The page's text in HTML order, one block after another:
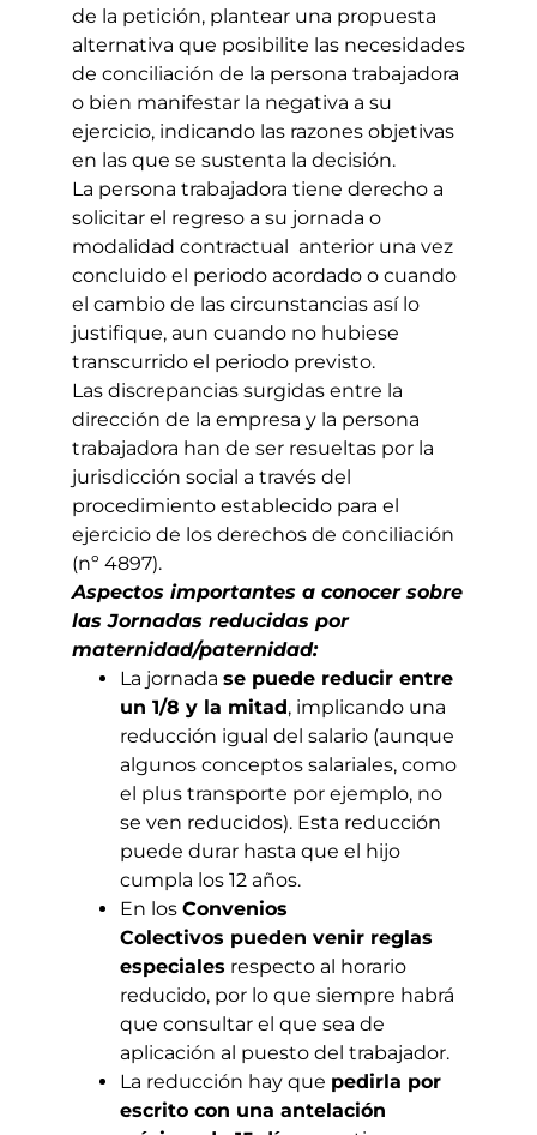
de la petición, plantear una propuesta
alternativa que posibilite las necesidades
de conciliación de la persona trabajadora
o bien manifestar la negativa a su
ejercicio, indicando las razones objetivas
en las que se sustenta la decisión.
La persona trabajadora tiene derecho a
solicitar el regreso a su jornada o
modalidad contractual anterior una vez
concluido el periodo acordado o cuando
el cambio de las circunstancias así lo
justifique, aun cuando no hubiese
transcurrido el periodo previsto.
Las discrepancias surgidas entre la
dirección de la empresa y la persona
trabajadora han de ser resueltas por la
jurisdicción social a través del
procedimiento establecido para el
ejercicio de los derechos de conciliación
(nº 4897).
Aspectos importantes a conocer sobre
las Jornadas reducidas por
maternidad/paternidad:
La jornada se puede reducir entre
un 1/8 y la mitad, implicando una
reducción igual del salario (aunque
algunos conceptos salariales, como
el plus transporte por ejemplo, no
se ven reducidos). Esta reducción
puede durar hasta que el hijo
cumpla los 12 años.
En los Convenios
Colectivos pueden venir reglas
especiales respecto al horario
reducido, por lo que siempre habrá
que consultar el que sea de
aplicación al puesto del trabajador.
La reducción hay que pedirla por
escrito con una antelación